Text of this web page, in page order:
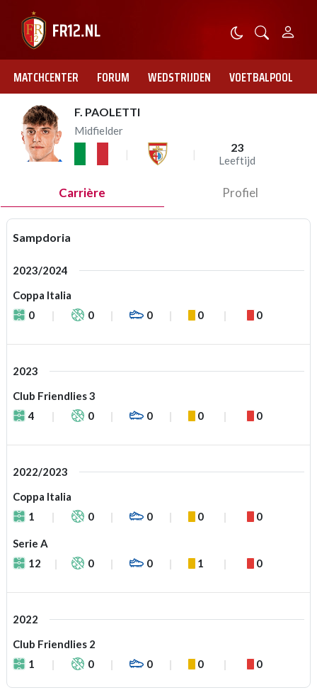
MATCHCENTER FORUM WEDSTRIJDEN VOETBALPOOL
F. PAOLETTI
Midfielder
23
Leeftijd
Carrière Profiel
Sampdoria
2023/2024
Coppa Italia
0
0 0 0 0
2023
Club Friendlies 3
4
0 0 0 0
2022/2023
Coppa Italia
1
0 0 0 0
Serie A
12
0 0 1 0
2022
Club Friendlies 2
1
0 0 0 0